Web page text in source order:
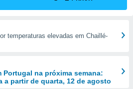
temperaturas elevadas em Chaillé-
Portugal na próxima semana:
a partir de quarta, 12 de agosto